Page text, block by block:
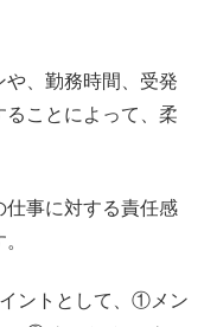
、勤務時間、受発
ことによって、柔
仕事に対する責任感
ントとして、①メン